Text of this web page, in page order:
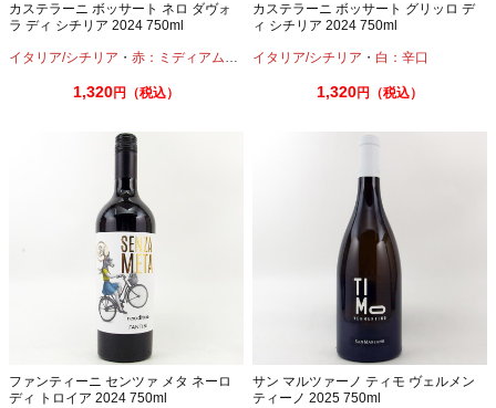
カステラーニ ボッサート ネロ ダヴォ
ラ ディ シチリア 2024 750ml
イタリア/シチリア ・ 赤：ミディアムボディ
1,320円（税込）
カステラーニ ボッサート グリッロ デ
ィ シチリア 2024 750ml
イタリア/シチリア ・ 白：辛口
1,320円（税込）
ファンティーニ センツァ メタ ネーロ
ディ トロイア 2024 750ml
サン マルツァーノ ティモ ヴェルメン
ティーノ 2025 750ml